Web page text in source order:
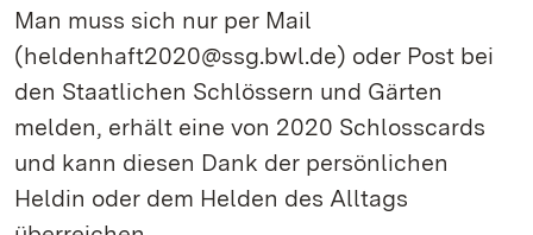
Man muss sich nur per Mail
(heldenhaft2020@ssg.bwl.de) oder Post bei
den Staatlichen Schlössern und Gärten
melden, erhält eine von 2020 Schlosscards
und kann diesen Dank der persönlichen
Heldin oder dem Helden des Alltags